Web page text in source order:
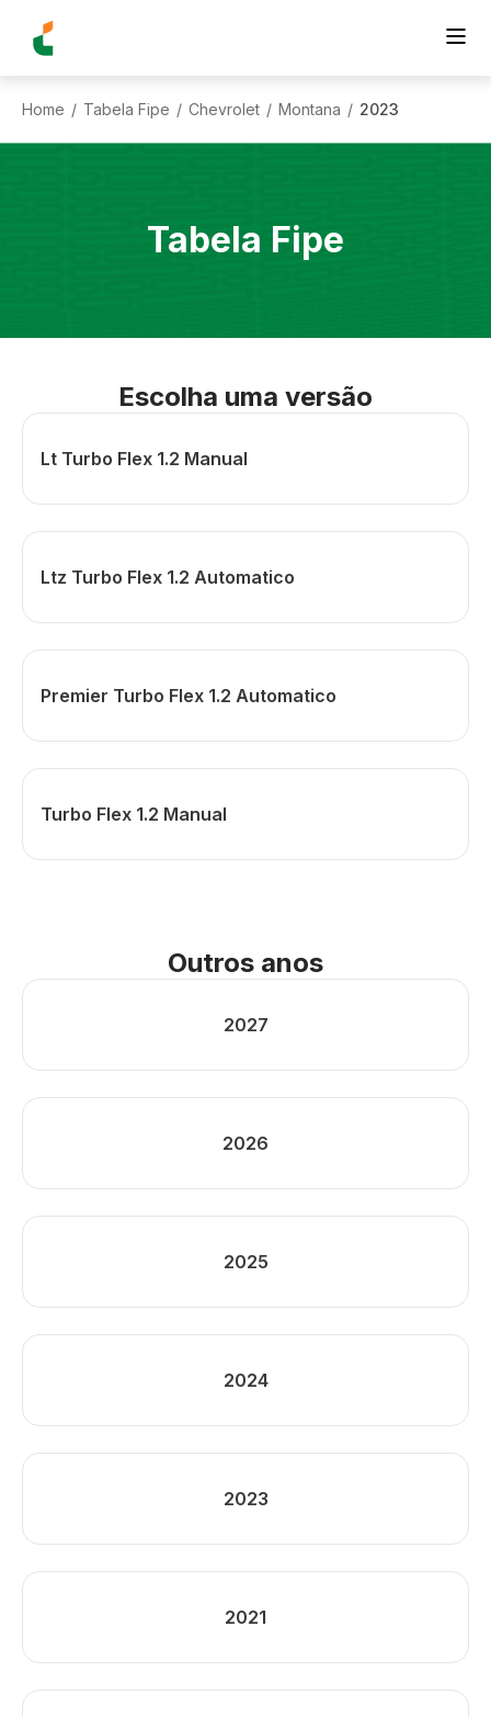
Home / Tabela Fipe / Chevrolet / Montana / 2023
Tabela Fipe
Escolha uma versão
Lt Turbo Flex 1.2 Manual
Ltz Turbo Flex 1.2 Automatico
Premier Turbo Flex 1.2 Automatico
Turbo Flex 1.2 Manual
Outros anos
2027
2026
2025
2024
2023
2021